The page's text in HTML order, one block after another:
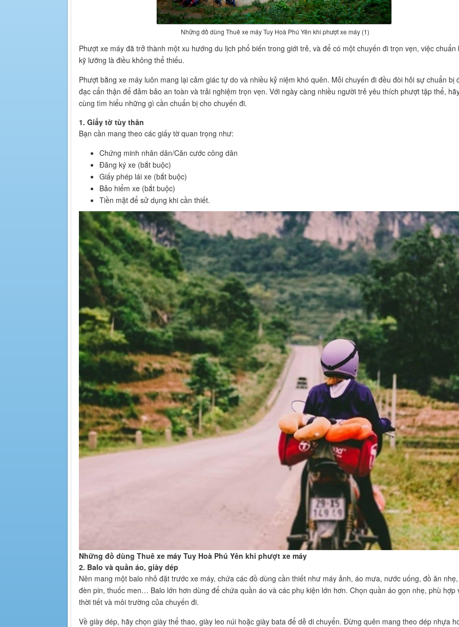
Những đồ dùng Thuê xe máy Tuy Hoà Phú Yên khi phượt xe máy (1)
Phượt xe máy đã trở thành một xu hướng du lịch phổ biến trong giới trẻ, và để có một chuyến đi trọn vẹn, việc chuẩn
kỹ lưỡng là điều không thể thiếu.
Phượt bằng xe máy luôn mang lại cảm giác tự do và nhiều kỷ niệm khó quên. Mỗi chuyến đi đều đòi hỏi sự chuẩn bị
đạc cẩn thận để đảm bảo an toàn và trải nghiệm trọn vẹn. Với ngày càng nhiều người trẻ yêu thích phượt tập thể,
cùng tìm hiểu những gì cần chuẩn bị cho chuyến đi.
1. Giấy tờ tùy thân
Bạn cần mang theo các giấy tờ quan trọng như:
Chứng minh nhân dân/Căn cước công dân
Đăng ký xe (bắt buộc)
Giấy phép lái xe (bắt buộc)
Bảo hiểm xe (bắt buộc)
Tiền mặt để sử dụng khi cần thiết.
Những đồ dùng Thuê xe máy Tuy Hoà Phú Yên khi phượt xe máy
2. Balo và quần áo, giày dép
Nên mang một balo nhỏ đặt trước xe máy, chứa các đồ dùng cần thiết như máy ảnh, áo mưa, nước uống, đồ ăn nhẹ,
đèn pin, thuốc men… Balo lớn hơn dùng để chứa quần áo và các phụ kiện lớn hơn. Chọn quần áo gọn nhẹ, phù hợp
thời tiết và môi trường của chuyến đi.
Về giày dép, hãy chọn giày thể thao, giày leo núi hoặc giày bata để dễ di chuyển. Đừng quên mang theo dép nhựa